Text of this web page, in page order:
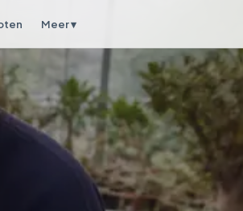
Meer ▾